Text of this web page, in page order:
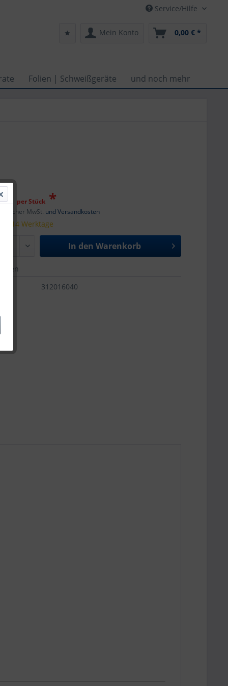
Service/Hilfe
Mein Konto 0,00 € *
Folien | Schweißgeräte und noch mehr
per Stück *
MwSt. und Versandkosten
14 Werktage
In den Warenkorb
312016040